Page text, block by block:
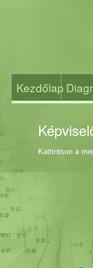
Kezdőlap
Kattintson a